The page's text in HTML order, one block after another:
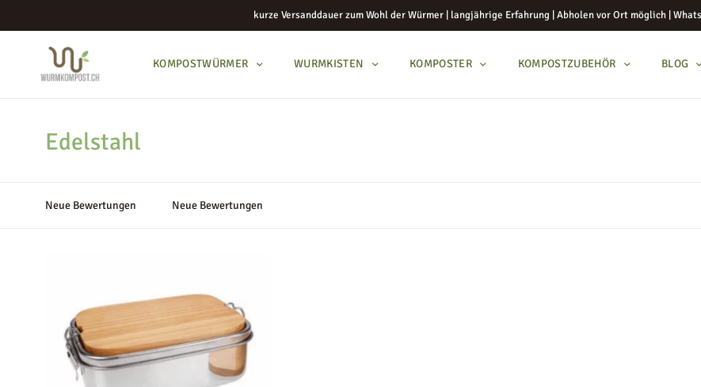
kurze Versanddauer zum Wohl der Würmer | langjährige Erfahrung | Abholen vor Ort möglich |
KOMPOSTWÜRMER WURMKISTEN KOMPOSTER KOMPOSTZUBEHÖR BLOG
Edelstahl
Neue Bewertungen Neue Bewertungen
KOMPOSTWÜRMER
ANLEITUNGEN